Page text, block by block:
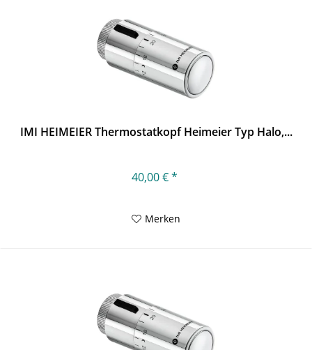
IMI HEIMEIER Thermostatkopf Heimeier Typ Halo,...
40,00 € *
Merken